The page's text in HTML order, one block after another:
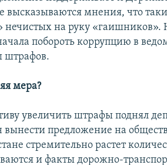
высказываются мнения, что
нечистых на руку «гаишников».
побороть коррупцию в
штрафов.
мера?
увеличить штрафы поднял
вынести предложение на
стремительно растет
и факты дорожно-